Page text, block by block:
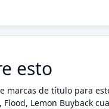
esto
marcas de título para
Flood, Lemon Buyback